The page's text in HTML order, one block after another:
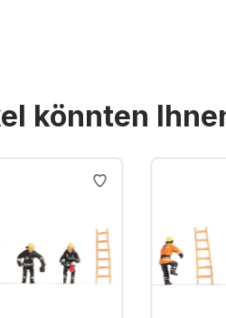
könnten